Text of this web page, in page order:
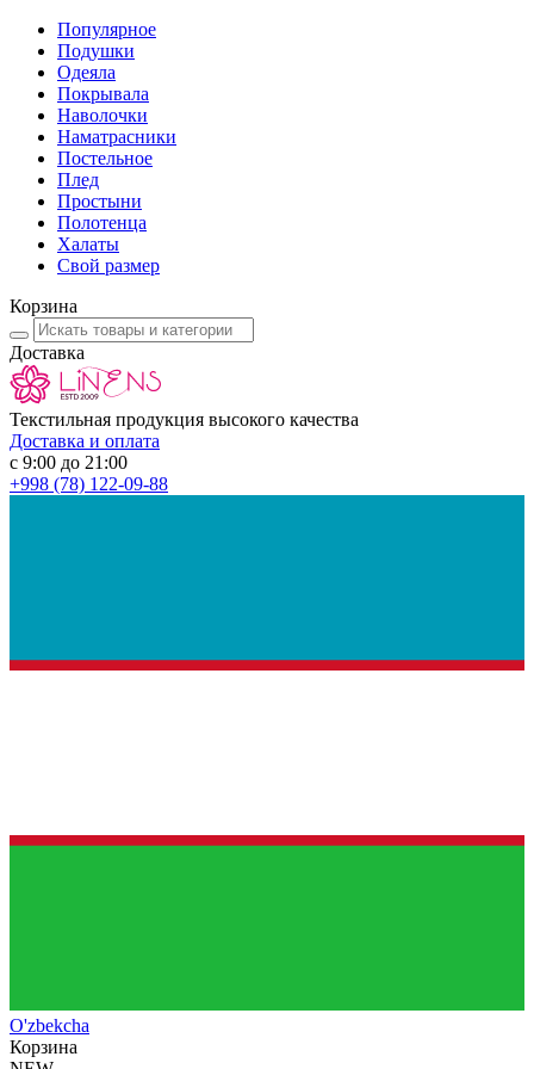
Популярное
Подушки
Одеяла
Покрывала
Наволочки
Наматрасники
Постельное
Плед
Простыни
Полотенца
Халаты
Свой размер
Корзина
Доставка
Текстильная продукция высокого качества
Доставка и оплата
с 9:00 до 21:00
+998 (78) 122-09-88
O'zbekcha
Корзина